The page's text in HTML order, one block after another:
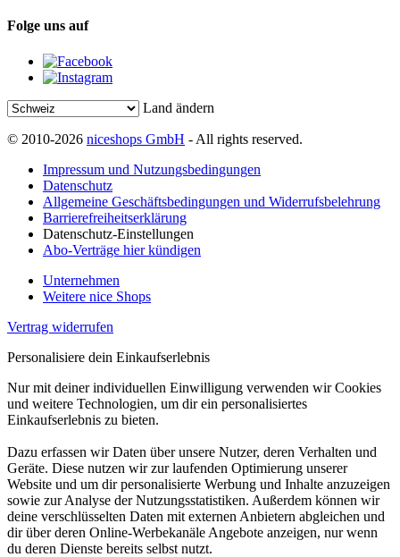
Folge uns auf
Land ändern
© 2010-2026 niceshops GmbH - All rights reserved.
Impressum und Nutzungsbedingungen
Datenschutz
Allgemeine Geschäftsbedingungen und Widerrufsbelehrung
Barrierefreiheitserklärung
Datenschutz-Einstellungen
Abo-Verträge hier kündigen
Unternehmen
Weitere nice Shops
Vertrag widerrufen
Personalisiere dein Einkaufserlebnis
Nur mit deiner individuellen Einwilligung verwenden wir Cookies
und weitere Technologien, um dir ein personalisiertes
Einkaufserlebnis zu bieten.
Dazu erfassen wir Daten über unsere Nutzer, deren Verhalten und
Geräte. Diese nutzen wir zur laufenden Optimierung unserer
Website und um dir personalisierte Werbung und Inhalte anzuzeigen
sowie zur Analyse der Nutzungsstatistiken. Außerdem können wir
deine verschlüsselten Daten mit externen Anbietern abgleichen und
dir über deren Online-Werbekanäle Angebote anzeigen, nur wenn
du deren Dienste bereits selbst nutzt.